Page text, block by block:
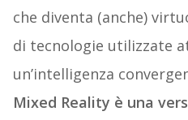
che diventa (anche)
di tecnologie utilizzate
un’intelligenza
Mixed Reality è una